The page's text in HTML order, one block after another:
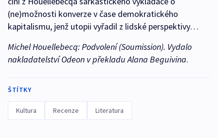
(ne)možnosti konverze v čase demokratického
kapitalismu, jenž utopii vyřadil z lidské perspektivy…
Michel Houellebecq: Podvolení (Soumission). Vydalo
nakladatelství Odeon v překladu Alana Beguivina.
ŠTÍTKY
Kultura Recenze Literatura